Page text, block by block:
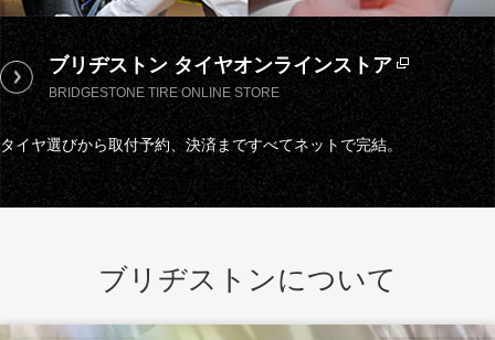
ブリヂストンタイヤオンラインストア
BRIDGESTONE TIRE ONLINE STORE
タイヤ選びから取付予約、決済まですべてネットで完結。
ブリヂストンについて